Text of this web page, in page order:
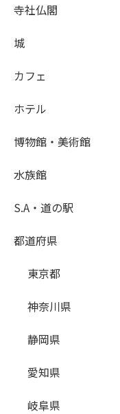
寺社仏閣
城
カフェ
ホテル
博物館・美術館
水族館
S.A・道の駅
都道府県
東京都
神奈川県
静岡県
愛知県
岐阜県